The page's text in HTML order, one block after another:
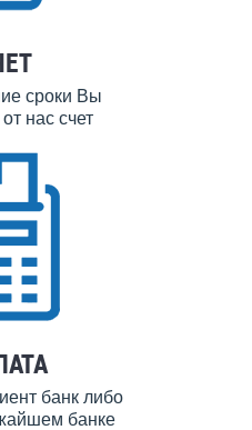
сроки Вы
нас счет
банк либо
банке